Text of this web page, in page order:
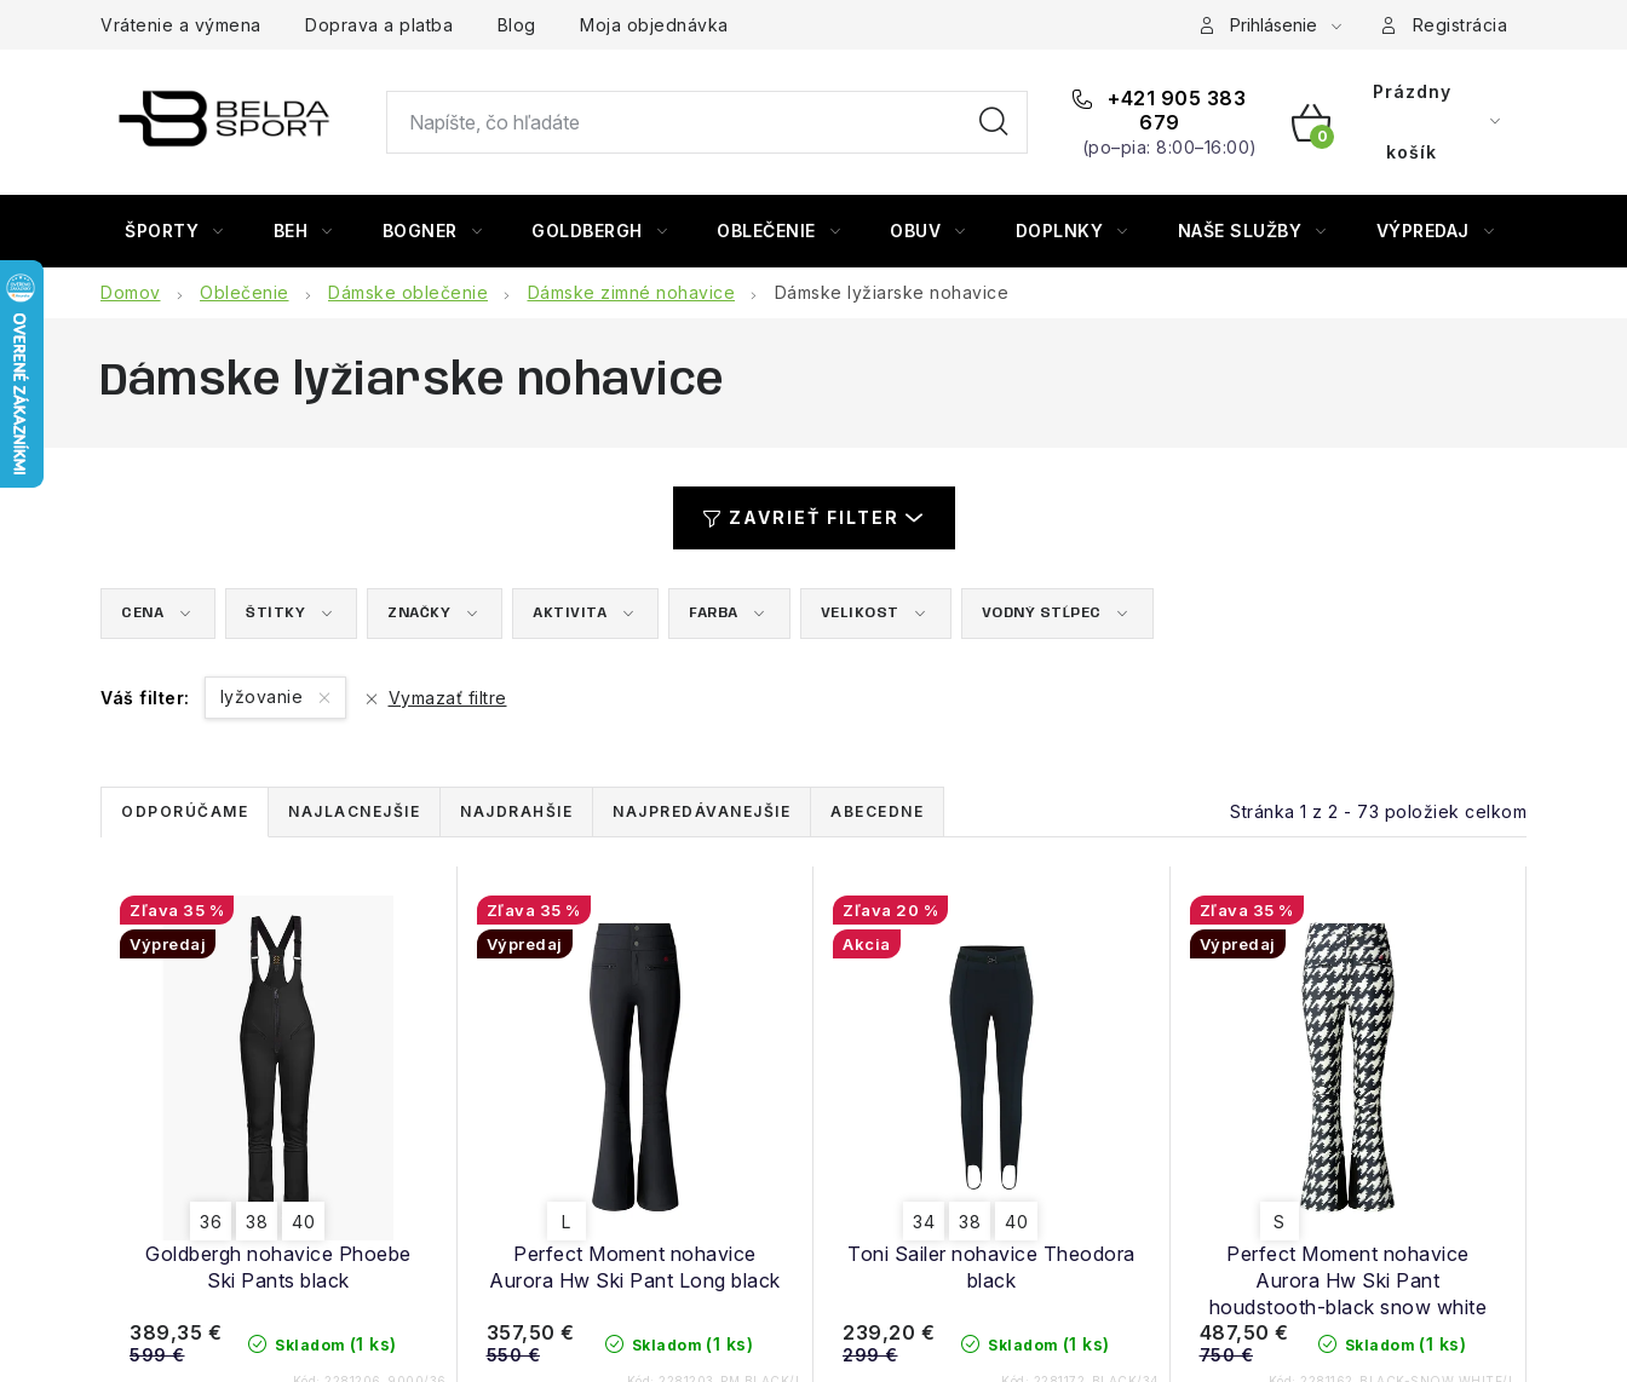
Vrátenie a výmena Doprava a platba Blog Moja objednávka Prihlásenie Registrácia
+421 905 383
679
(po–pia: 8:00–16:00) NÁKUPNÝ
Prázdny
košík
ŠPORTY BEH BOGNER GOLDBERGH OBLEČENIE OBUV DOPLNKY NAŠE SLUŽBY VÝPREDAJ
Domov Oblečenie Dámske oblečenie Dámske zimné nohavice Dámske lyžiarske nohavice
Dámske lyžiarske nohavice
ZAVRIEŤ FILTER
CENA ŠTÍTKY ZNAČKY AKTIVITA FARBA VELIKOST VODNÝ STĹPEC
Váš filter: lyžovanie Vymazať filtre
Stránka 1 z 2 - 73 položiek celkom
R
d
e
ODPORÚČAME NAJLACNEJŠIE NAJDRAHŠIE NAJPREDÁVANEJŠIE ABECEDNE
V
ý
Goldbergh nohavice Phoebe
Ski Pants black
35 %
Výpredaj
36 38 40
Skladom (1 ks)
389,35 €
599 €
Perfect Moment nohavice
Aurora Hw Ski Pant Long black
35 %
Výpredaj
L
Skladom (1 ks)
357,50 €
550 €
Toni Sailer nohavice Theodora
black
20 %
Akcia
34 38 40
Skladom (1 ks)
239,20 €
299 €
Perfect Moment nohavice
Aurora Hw Ski Pant
houdstooth-black snow white
35 %
Výpredaj
S
Skladom (1 ks)
487,50 €
750 €